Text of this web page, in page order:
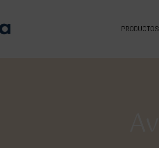
PRODUCTOS